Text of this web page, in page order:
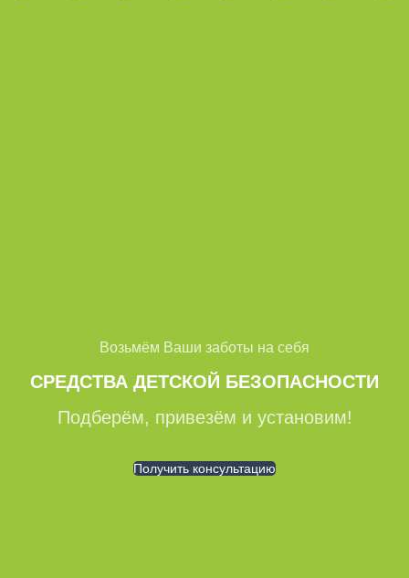
Возьмём Ваши заботы на себя
СРЕДСТВА ДЕТСКОЙ БЕЗОПАСНОСТИ
Подберём, привезём и установим!
Получить консультацию